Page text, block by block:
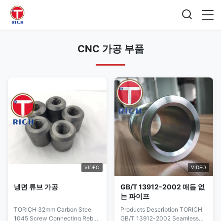
CNC 가공 부품
VIDEO
냉면 튜브 가공
TORICH 32mm Carbon Steel
1045 Screw Connecting Rebar
VIDEO
GB/T 13912-2002 매듭 없
는 파이프
Products Description TORICH
GB/T 13912-2002 Seamless